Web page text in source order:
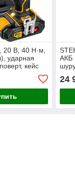
20 В, 40 Н·м,
ударная
кейс
АКБ
24